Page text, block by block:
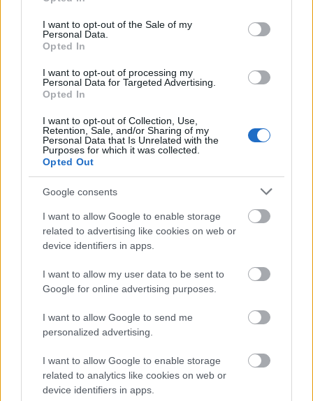
use your data for below specified purposes in below Google
consent section.
I want to opt-out of the Sale of my
Personal Data.
Opted In
I want to opt-out of processing my
Personal Data for Targeted Advertising.
Opted In
I want to opt-out of Collection, Use,
Retention, Sale, and/or Sharing of my
Personal Data that Is Unrelated with the
Purposes for which it was collected.
Opted Out
Google consents
I want to allow Google to enable storage
related to advertising like cookies on web or
device identifiers in apps.
I want to allow my user data to be sent to
Google for online advertising purposes.
I want to allow Google to send me
personalized advertising.
I want to allow Google to enable storage
related to analytics like cookies on web or
device identifiers in apps.
10 μουσεία κοσμημάτων στον κόσμο γεμάτα… λάμψη!
27 Ιανουαρίου 2021, 16:00
Μπορεί η πανδημία να μας έχει καθηλώσει στο σπίτι, να μην μπορούμε να
ταξιδέψουμε...
Ολλανδία
Υποβρύχιο μουσείο γύρω από ναυάγιο 271 ετών –
Μεγαλεπήβολο σχέδιο σε ναυαγισμένο πλοίο στα βάθη της
θάλασσας!
23 Δεκεμβρίου 2020, 16:20